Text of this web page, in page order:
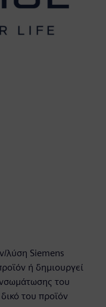
λύση Siemens
ή δημιουργεί
του
του προϊόν